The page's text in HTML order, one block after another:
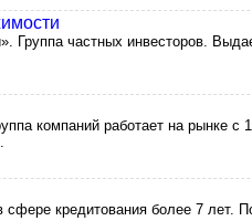
Группа частных инвесторов.
компаний работает на рынке с
сфере кредитования более 7 лет.